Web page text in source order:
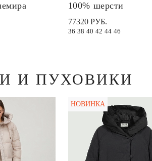
100% шерсти
77320 РУБ.
36 38 40 42 44 46
И ПУХОВИКИ
НОВИНКА